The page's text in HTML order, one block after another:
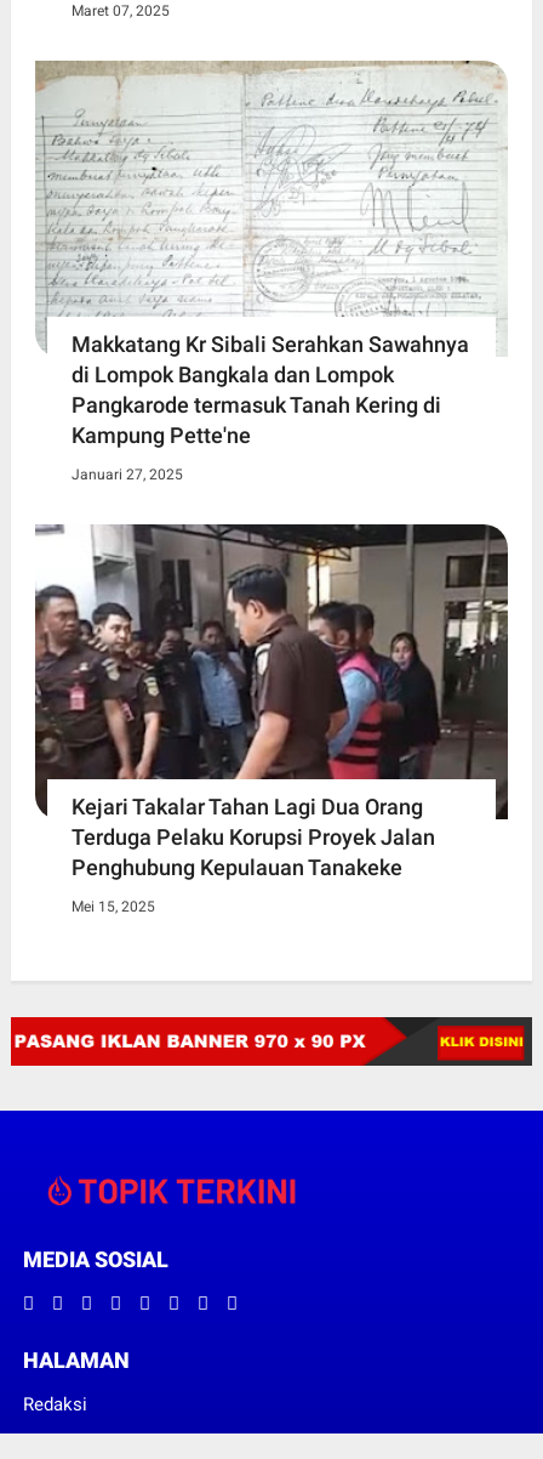
Maret 07, 2025
Makkatang Kr Sibali Serahkan Sawahnya
di Lompok Bangkala dan Lompok
Pangkarode termasuk Tanah Kering di
Kampung Pette'ne
Januari 27, 2025
Kejari Takalar Tahan Lagi Dua Orang
Terduga Pelaku Korupsi Proyek Jalan
Penghubung Kepulauan Tanakeke
Mei 15, 2025
MEDIA SOSIAL
HALAMAN
Redaksi